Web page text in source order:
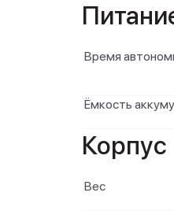
Время
Ёмкость
Корпус
Вес